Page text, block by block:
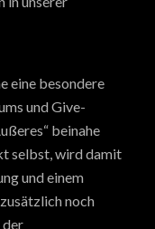
eine besondere
und Give-
beinahe
selbst, wird damit
und einem
noch
der